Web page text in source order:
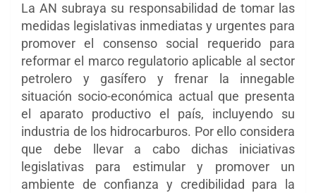
La AN subraya su responsabilidad de tomar las
medidas legislativas inmediatas y urgentes para
promover el consenso social requerido para
reformar el marco regulatorio aplicable al sector
petrolero y gasífero y frenar la innegable
situación socio-económica actual que presenta
el aparato productivo el país, incluyendo su
industria de los hidrocarburos. Por ello considera
que debe llevar a cabo dichas iniciativas
legislativas para estimular y promover un
ambiente de confianza y credibilidad para la